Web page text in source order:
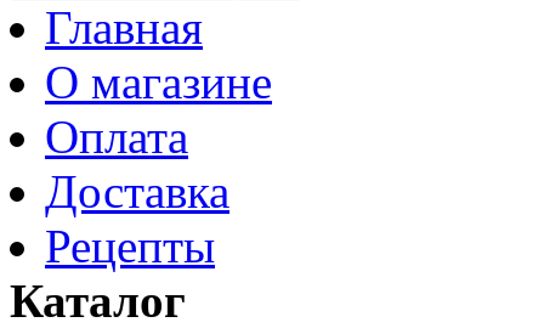
Главная
О магазине
Оплата
Доставка
Рецепты
Каталог